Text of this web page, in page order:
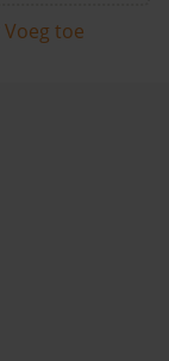
Voeg toe